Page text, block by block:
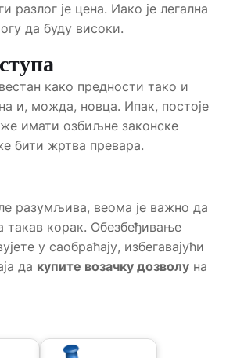
је цена. Иако је легална
да буду високи.
како предности тако и
и, можда, новца. Ипак, постоје
имати озбиљне законске
бити жртва превара.
разумљива, веома је важно да
корак. Обезбеђивање
у саобраћају, избегавајући
да купите возачку дозволу на